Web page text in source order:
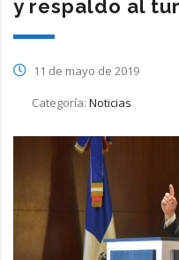
y respaldo al
11 de mayo de 2019
Categoría: Noticias